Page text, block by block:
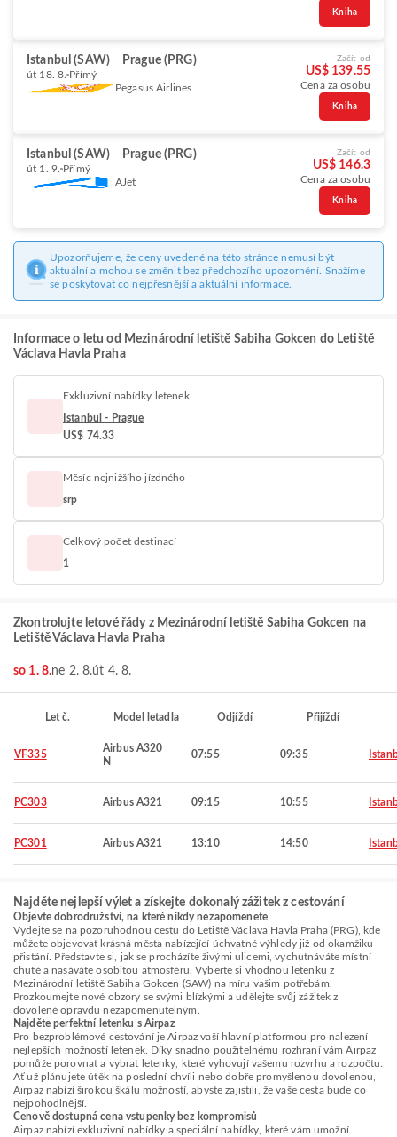
Kniha
Istanbul (SAW) Prague (PRG)
út 18. 8. Přímý
Pegasus Airlines
Začít od
US$ 139.55
Cena za osobu
Kniha
Istanbul (SAW) Prague (PRG)
út 1. 9. Přímý
AJet
Začít od
US$ 146.3
Cena za osobu
Kniha
Upozorňujeme, že ceny uvedené na této stránce nemusí být
aktuální a mohou se změnit bez předchozího upozornění. Snažíme
se poskytovat co nejpřesnější a aktuální informace.
Informace o letu od Mezinárodní letiště Sabiha Gokcen do Letiště
Václava Havla Praha
Exkluzivní nabídky letenek
Istanbul - Prague
US$ 74.33
Měsíc nejnižšího jízdného
srp
Celkový počet destinací
1
Zkontrolujte letové řády z Mezinárodní letiště Sabiha Gokcen na
Letiště Václava Havla Praha
so 1. 8.ne 2. 8.út 4. 8.
Let č. Model letadla Odjíždí Přijíždí
VF335
Airbus A320
N
07:55 09:35
PC303 Airbus A321 09:15 10:55
PC301 Airbus A321 13:10 14:50
Najděte nejlepší výlet a získejte dokonalý zážitek z cestování
Objevte dobrodružství, na které nikdy nezapomenete
Vydejte se na pozoruhodnou cestu do Letiště Václava Havla Praha (PRG), kde
můžete objevovat krásná města nabízející úchvatné výhledy již od okamžiku
přistání. Představte si, jak se procházíte živými ulicemi, vychutnáváte místní
chutě a nasáváte osobitou atmosféru. Vyberte si vhodnou letenku z
Mezinárodní letiště Sabiha Gokcen (SAW) na míru vašim potřebám.
Prozkoumejte nové obzory se svými blízkými a udělejte svůj zážitek z
dovolené opravdu nezapomenutelným.
Najděte perfektní letenku s Airpaz
Pro bezproblémové cestování je Airpaz vaší hlavní platformou pro nalezení
nejlepších možností letenek. Díky snadno použitelnému rozhraní vám Airpaz
pomůže porovnat a vybrat letenky, které vyhovují vašemu rozvrhu a rozpočtu.
Ať už plánujete útěk na poslední chvíli nebo dobře promyšlenou dovolenou,
Airpaz nabízí širokou škálu možností, abyste zajistili, že vaše cesta bude co
nejpohodlnější.
Cenově dostupná cena vstupenky bez kompromisů
Airpaz nabízí exkluzivní nabídky a speciální nabídky, které vám umožní